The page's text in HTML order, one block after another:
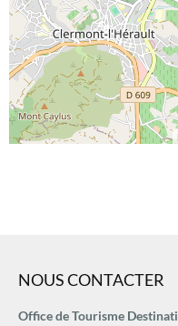
NOUS CONTACTER
Office de Tourisme